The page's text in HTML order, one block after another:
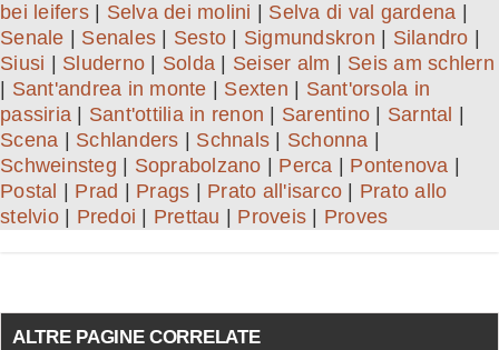
bei leifers| Selva dei molini Selva di val gardena
Senale
Senales Sesto Sigmundskron Silandro
Siusi
Sluderno Solda Seiser alm
Seis am schlern
Sant'andrea in monte Sexten
Sant'orsola in
passiria
Sant'ottilia in renon Sarentino Sarntal
Scena
Schlanders Schnals Schonna
Schweinsteg
Soprabolzano Perca Pontenova
Postal
Prad Prags Prato all'isarco
Prato allo
stelvio| Predoi Prettau Proveis Proves
ALTRE PAGINE CORRELATE